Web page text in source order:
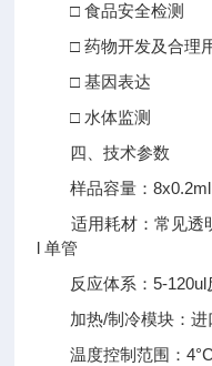
□ 食品安全检测
□ 药物开发及合理
□ 基因表达
□ 水体监测
四、技术参数
样品容量：8x0.2ml
适用耗材：常见透
l 单管
反应体系：5-120ul
加热/制冷模块：进
温度控制范围：